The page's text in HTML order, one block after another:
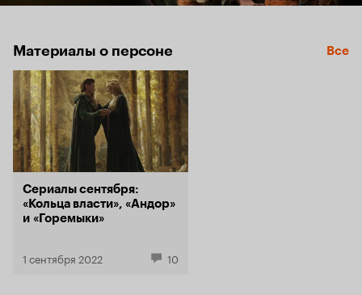
Материалы о персоне Все
Сериалы сентября:
«Кольца власти», «Андор»
и «Горемыки»
1 сентября 2022 10